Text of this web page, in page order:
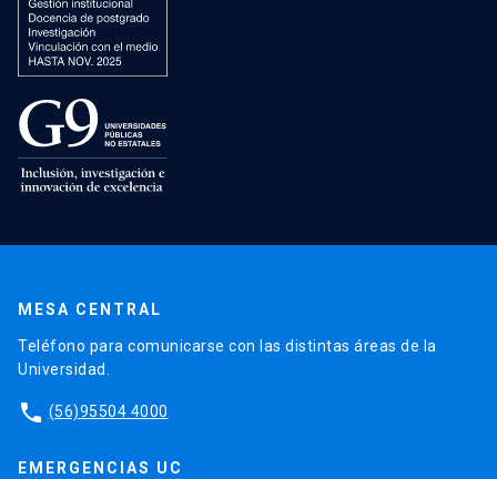
MESA CENTRAL
Teléfono para comunicarse con las distintas áreas de la
Universidad.
phone (56)95504 4000
EMERGENCIAS UC